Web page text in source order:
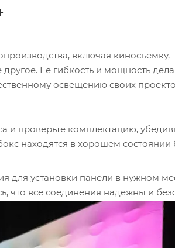
включая киносъемку,
Ее гибкость и мощность
освещению своих
и проверьте комплектацию,
находятся в хорошем состоянии
для установки панели в нужном
что все соединения надежны и
надувную панель, используйте в
равномерно надута и не имела
Убедитесь, что напряжение и